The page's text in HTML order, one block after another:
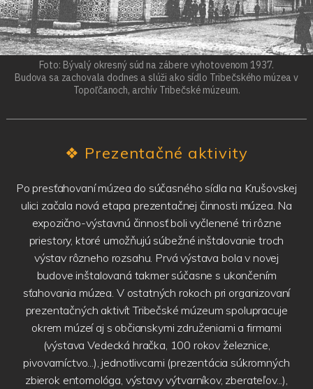
Foto: Bývalý okresný súd na zábere vyhotovenom 1937.
Budova sa zachovala dodnes a slúži ako sídlo Tribečského múzea v
Topoľčanoch, archív Tribečské múzeum.
❖ Prezentačné aktivity
Po presťahovaní múzea do súčasného sídla na Krušovskej
ulici začala nová etapa prezentačnej činnosti múzea. Na
expozično-výstavnú činnosť boli vyčlenené tri rôzne
priestory, ktoré umožňujú súbežné inštalovanie troch
výstav rôzneho rozsahu. Prvá výstava bola v novej
budove inštalovaná takmer súčasne s ukončením
sťahovania múzea. V ostatných rokoch pri organizovaní
prezentačných aktivít Tribečské múzeum spolupracuje
okrem múzeí aj s občianskymi združeniami a firmami
(výstava Vedecká hračka, 100 rokov železnice,
pivovarníctvo...), jednotlivcami (prezentácia súkromných
zbierok entomológa, výstavy výtvarníkov, zberateľov...),